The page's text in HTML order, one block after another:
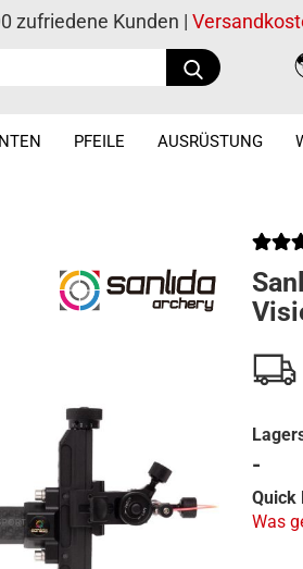
Suche...
zufriedene Kunden |
PFEILE AUSRÜSTUNG
-
Quick
Was